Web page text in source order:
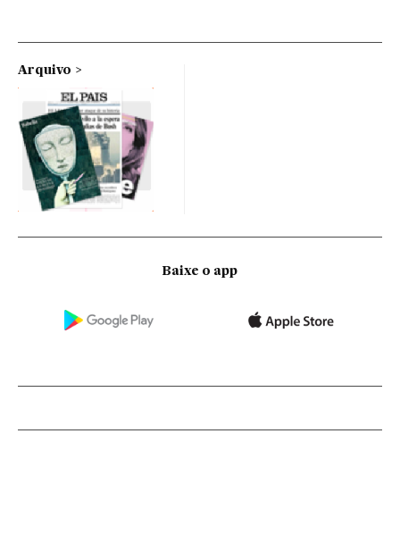
Arquivo
Baixe o app